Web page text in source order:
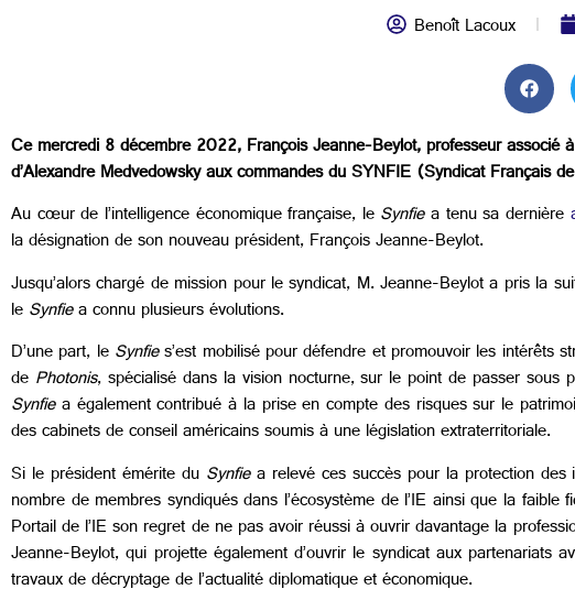
Benoît Lacoux
Ce mercredi 8 décembre 2022, François Jeanne-Beylot, professeur
d’Alexandre Medvedowsky aux commandes du SYNFIE (Syndicat Français
Au cœur de l’intelligence économique française, leSynfiea tenu sa dernière
la désignation de son nouveau président, François Jeanne-Beylot.
Jusqu’alors chargé de mission pour le syndicat, M. Jeanne-Beylot a pris la
leSynfiea connu plusieurs évolutions.
D’une part, leSynfies’est mobilisé pour défendre et promouvoir les intérêts
de Photonis, spécialisé dans la vision nocturne, sur le point de passer sous
Synfiea également contribué à la prise en compte des risques sur le
des cabinets de conseil américains soumis à une législation extraterritoriale.
Si le président émérite du Synfiea relevé ces succès pour la protection des
nombre de membres syndiqués dans l’écosystème de l’IE ainsi que la
Portail de l’IE son regret de ne pas avoir réussi à ouvrir davantage la
Jeanne-Beylot, qui projette également d’ouvrir le syndicat aux
travaux de décryptage de l’actualité diplomatique et économique.